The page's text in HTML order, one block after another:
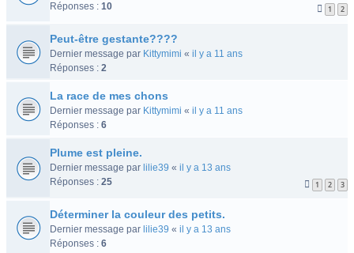
Réponses : 10 1 2
Peut-être gestante????
Dernier message par Kittymimi « il y a 11 ans
Réponses : 2
La race de mes chons
Dernier message par Kittymimi « il y a 11 ans
Réponses : 6
Plume est pleine.
Dernier message par lilie39 « il y a 13 ans
Réponses : 25 1 2 3
Déterminer la couleur des petits.
Dernier message par lilie39 « il y a 13 ans
Réponses : 6